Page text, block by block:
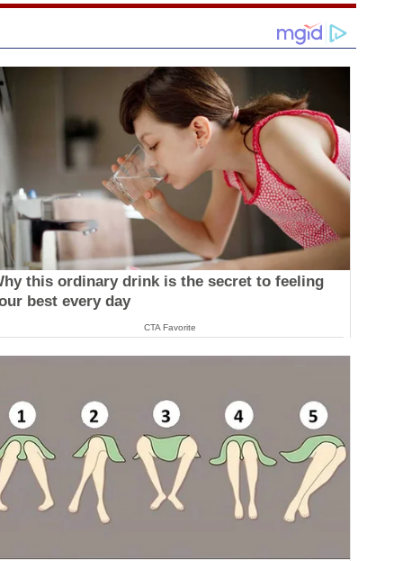
this ordinary drink is the secret to feeling
best every day
CTA Favorite